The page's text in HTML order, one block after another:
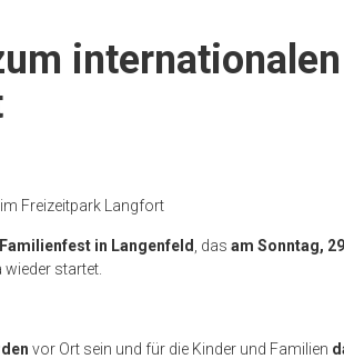
Freizeitpark Langfort
in Langenfeld , das am Sonntag,
startet.
vor Ort sein und für die Kinder und Familien